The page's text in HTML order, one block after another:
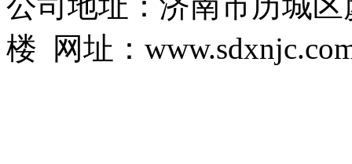
楼 网址：